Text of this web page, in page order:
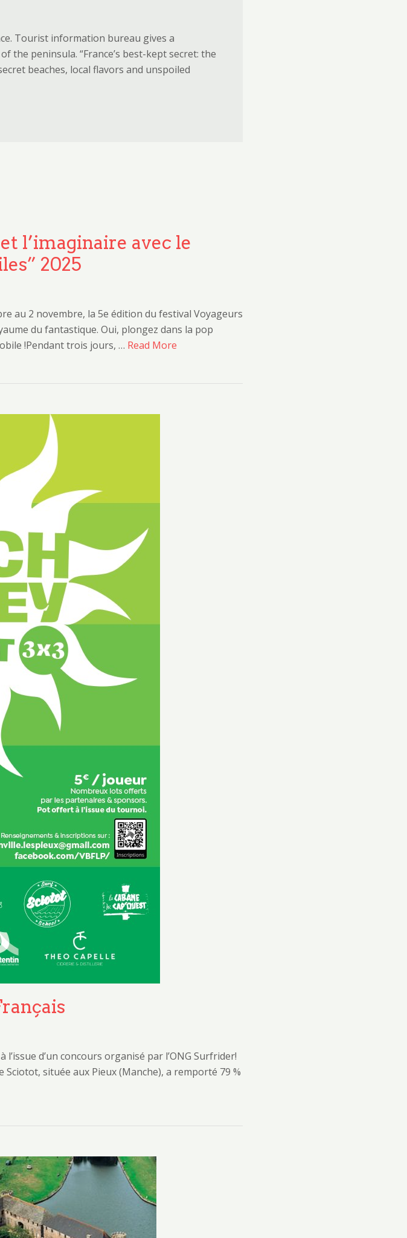
Tourist information bureau gives a
peninsula. “France’s best-kept secret: the
beaches, local flavors and unspoiled
l’imaginaire avec le
2025
au 2 novembre, la 5e édition du festival Voyageurs
du fantastique. Oui, plongez dans la pop
!Pendant trois jours, … Read More
d’un concours organisé par l’ONG Surfrider!
située aux Pieux (Manche), a remporté 79 %